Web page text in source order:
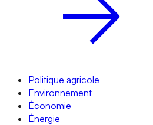
Politique agricole
Environnement
Économie
Énergie